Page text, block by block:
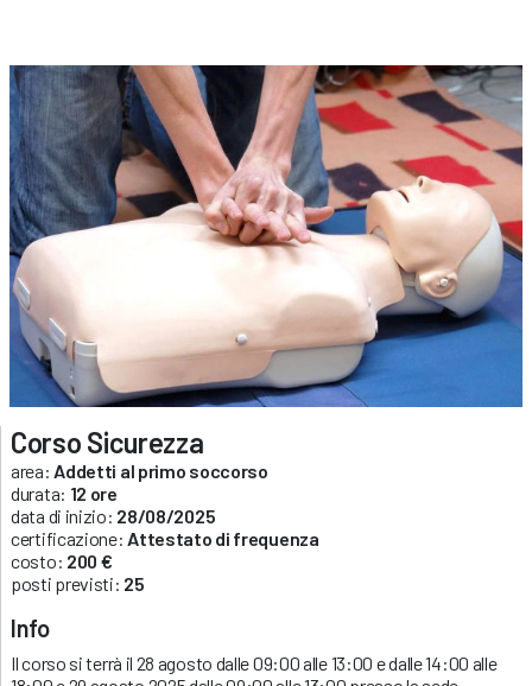
Corso Sicurezza
area: Addetti al primo soccorso
durata: 12 ore
data di inizio: 28/08/2025
certificazione: Attestato di frequenza
costo: 200 €
posti previsti: 25
Info
Il corso si terrà il 28 agosto dalle 09:00 alle 13:00 e dalle 14:00 alle